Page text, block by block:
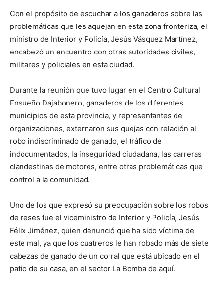
Con el propósito de escuchar a los ganaderos sobre las
problemáticas que les aquejan en esta zona fronteriza, el
ministro de Interior y Policía, Jesús Vásquez Martínez,
encabezó un encuentro con otras autoridades civiles,
militares y policiales en esta ciudad.
Durante la reunión que tuvo lugar en el Centro Cultural
Ensueño Dajabonero, ganaderos de los diferentes
municipios de esta provincia, y representantes de
organizaciones, externaron sus quejas con relación al
robo indiscriminado de ganado, el tráfico de
indocumentados, la inseguridad ciudadana, las carreras
clandestinas de motores, entre otras problemáticas que
control a la comunidad.
Uno de los que expresó su preocupación sobre los robos
de reses fue el viceministro de Interior y Policía, Jesús
Félix Jiménez, quien denunció que ha sido víctima de
este mal, ya que los cuatreros le han robado más de siete
cabezas de ganado de un corral que está ubicado en el
patio de su casa, en el sector La Bomba de aquí.